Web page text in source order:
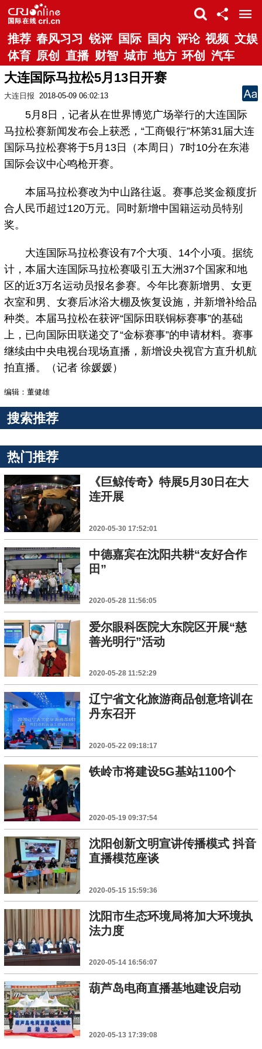
推荐 春风习习 锐评 国际 国内 评论 视频 文娱
体育 原创 直播 财智 城市 地方 环创 汽车
大连国际马拉松5月13日开赛
大连日报 2018-05-09 06:02:13
5月8日，记者从在世界博览广场举行的大连国际
马拉松赛新闻发布会上获悉，“工商银行”杯第31届大连
国际马拉松赛将于5月13日（本周日）7时10分在东港
国际会议中心鸣枪开赛。
本届马拉松赛改为中山路往返。赛事总奖金额度折
合人民币超过120万元。同时新增中国籍运动员特别
奖。
大连国际马拉松赛设有7个大项、14个小项。据统
计，本届大连国际马拉松赛吸引五大洲37个国家和地
区的近3万名运动员报名参赛。今年比赛新增男、女更
衣室和男、女赛后冰浴大棚及恢复设施，并新增补给品
种类。本届马拉松在获评“国际田联铜标赛事”的基础
上，已向国际田联递交了“金标赛事”的申请材料。赛事
继续由中央电视台现场直播，新增设央视官方直升机航
拍直播。（记者 徐媛媛）
编辑：董健雄
搜索推荐
热门推荐
《巨鲸传奇》特展5月30日在大
连开展
2020-05-30 17:52:01
中德嘉宾在沈阳共耕“友好合作
田”
2020-05-28 11:56:05
爱尔眼科医院大东院区开展“慈
善光明行”活动
2020-05-28 11:52:29
辽宁省文化旅游商品创意培训在
丹东召开
2020-05-22 09:18:17
铁岭市将建设5G基站1100个
2020-05-19 09:37:54
沈阳创新文明宣讲传播模式 抖音
直播模范座谈
2020-05-15 15:59:36
沈阳市生态环境局将加大环境执
法力度
2020-05-14 16:56:07
葫芦岛电商直播基地建设启动
2020-05-13 17:39:08